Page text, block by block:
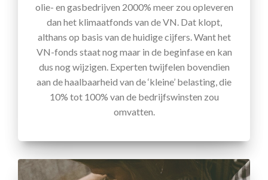
olie- en gasbedrijven 2000% meer zou opleveren
dan het klimaatfonds van de VN. Dat klopt,
althans op basis van de huidige cijfers. Want het
VN-fonds staat nog maar in de beginfase en kan
dus nog wijzigen. Experten twijfelen bovendien
aan de haalbaarheid van de ‘kleine’ belasting, die
10% tot 100% van de bedrijfswinsten zou
omvatten.